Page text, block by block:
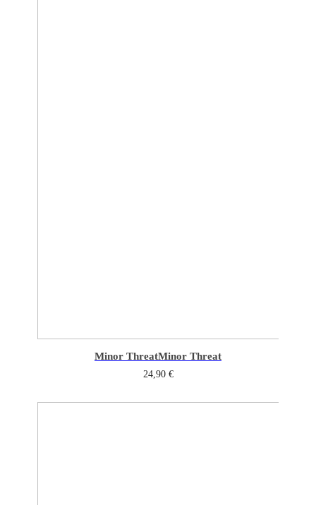
Minor ThreatMinor Threat
24,90 €